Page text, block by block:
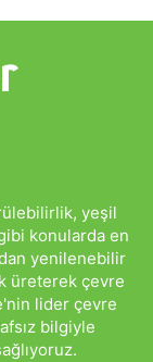
yeşil
konularda en
yenilenebilir
üreterek çevre
lider çevre
bilgiyle